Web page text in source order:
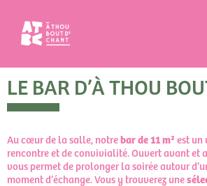
LE BAR D’À THOU
Au cœur de la salle, notre bar de 11 m² est un
rencontre et de convivialité. Ouvert avant et
vous permet de prolonger la soirée autour
moment d’échange. Vous y trouverez une